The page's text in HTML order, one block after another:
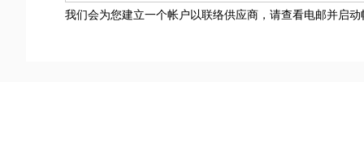
我们会为您建立一个帐户以联络供应商，请查看电邮并启动